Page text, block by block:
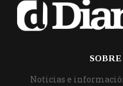
Noticias e